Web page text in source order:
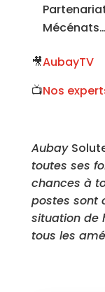
🎥AubayTV
📺Nos
Aubay
toutes ses
chances à
postes sont
situation de
tous les